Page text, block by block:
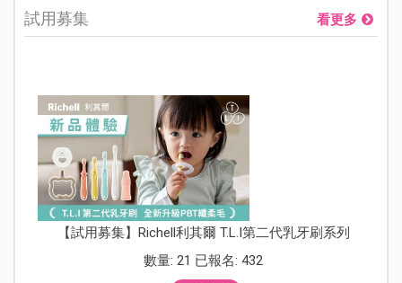
試用募集 看更多
【試用募集】Richell利其爾 T.L.I第二代乳牙刷系列
數量: 21 已報名: 432